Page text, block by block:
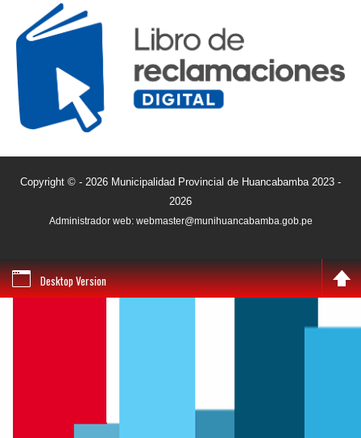
Copyright © - 2026 Municipalidad Provincial de Huancabamba 2023 -
2026
Administrador web: webmaster@munihuancabamba.gob.pe
Desktop Version